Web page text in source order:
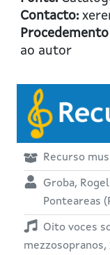
Contacto:
ao autor
Recurso
Groba,
Ponteareas
Oito voces